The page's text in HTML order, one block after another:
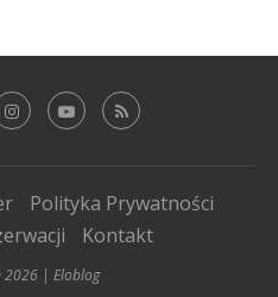
Polityka Prywatności
Kontakt
2026 | Eloblog